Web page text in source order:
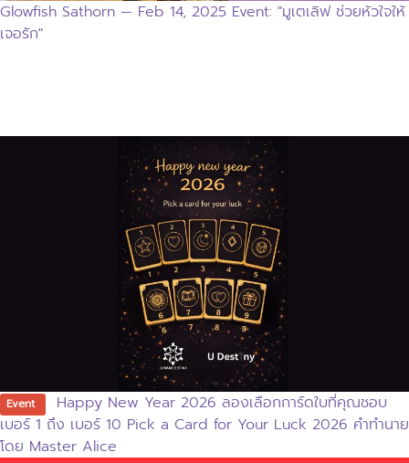
Glowfish Sathorn — Feb 14, 2025 Event: "มูเตเลิฟ ช่วยหัวใจให้
เจอรัก"
Event
Happy New Year 2026 ลองเลือกการ์ดใบที่คุณชอบ
เบอร์ 1 ถึง เบอร์ 10 Pick a Card for Your Luck 2026 คำทำนาย
โดย Master Alice